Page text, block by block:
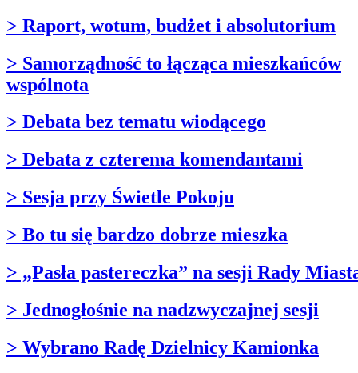
> Raport, wotum, budżet i absolutorium
> Samorządność to łącząca mieszkańców
wspólnota
> Debata bez tematu wiodącego
> Debata z czterema komendantami
> Sesja przy Świetle Pokoju
> Bo tu się bardzo dobrze mieszka
> „Pasła pastereczka” na sesji Rady
> Jednogłośnie na nadzwyczajnej sesji
> Wybrano Radę Dzielnicy Kamionka